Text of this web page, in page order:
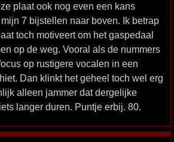
plaat ook nog even een kans
7 bijstellen naar boven. Ik betrap
toch motiveert om het gaspedaal
op de weg. Vooral als de nummers
op rustigere vocalen in een
Dan klinkt het geheel toch wel erg
alleen jammer dat dergelijke
langer duren. Puntje erbij. 80.